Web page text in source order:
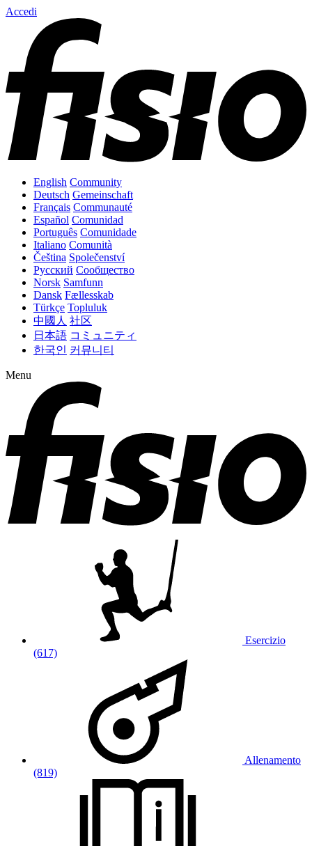
Accedi
English Community
Deutsch Gemeinschaft
Français Communauté
Español Comunidad
Português Comunidade
Italiano Comunità
Čeština Společenství
Русский Сообщество
Norsk Samfunn
Dansk Fællesskab
Türkçe Topluluk
中國人 社区
日本語 コミュニティ
한국인 커뮤니티
Menu
Esercizio
(617)
Allenamento
(819)